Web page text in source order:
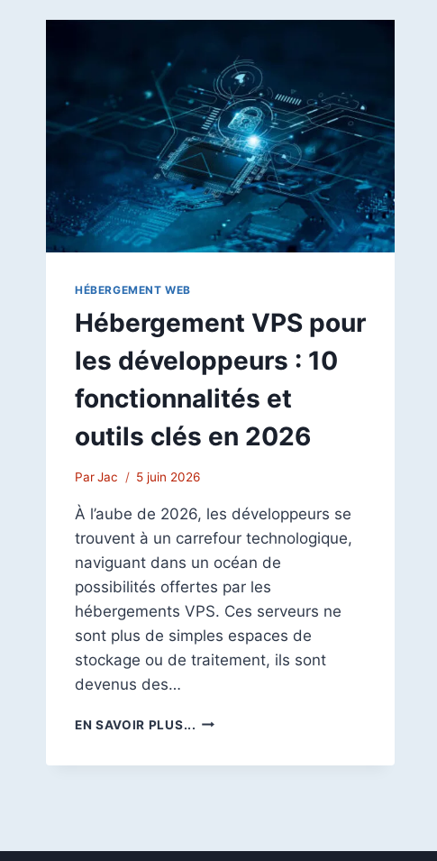
HÉBERGEMENT WEB
Hébergement VPS pour
les développeurs : 10
fonctionnalités et
outils clés en 2026
ParJac 5 juin 2026
À l’aube de 2026, les développeurs se
trouvent à un carrefour technologique,
naviguant dans un océan de
possibilités offertes par les
hébergements VPS. Ces serveurs ne
sont plus de simples espaces de
stockage ou de traitement, ils sont
devenus des…
EN SAVOIR PLUS... HÉBERGEMENT
FONCTIONNALITÉS